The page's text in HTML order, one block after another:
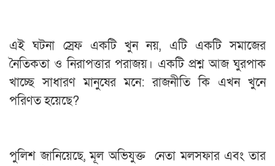
এই ঘটনা স্রেফ একটি খুন নয়, এটি একটি সমাজের
নৈতিকতা ও নিরাপত্তার পরাজয়। একটি প্রশ্ন আজ ঘুরপাক
খাচ্ছে সাধারণ মানুষের মনে: রাজনীতি কি এখন খুনে
পরিণত হয়েছে?
পুলিশ জানিয়েছে, মূল অভিযুক্ত নেতা মলসফার এবং তার